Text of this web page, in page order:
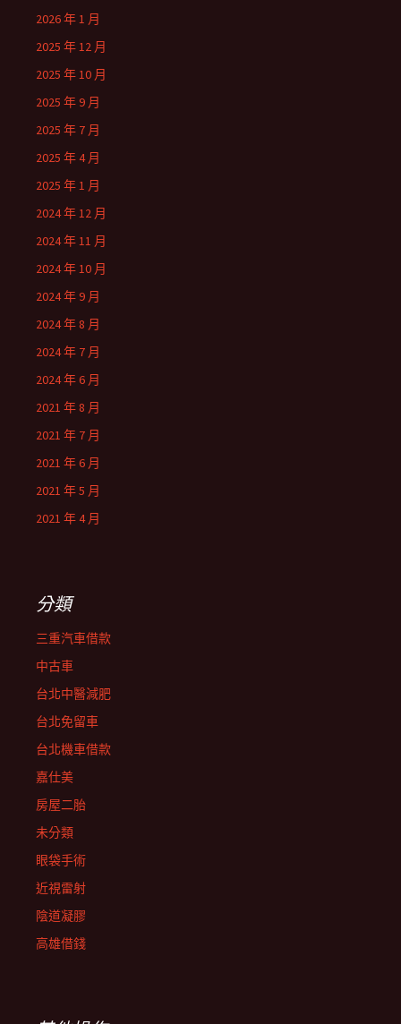
2026 年 1 月
2025 年 12 月
2025 年 10 月
2025 年 9 月
2025 年 7 月
2025 年 4 月
2025 年 1 月
2024 年 12 月
2024 年 11 月
2024 年 10 月
2024 年 9 月
2024 年 8 月
2024 年 7 月
2024 年 6 月
2021 年 8 月
2021 年 7 月
2021 年 6 月
2021 年 5 月
2021 年 4 月
分類
三重汽車借款
中古車
台北中醫減肥
台北免留車
台北機車借款
嘉仕美
房屋二胎
未分類
眼袋手術
近視雷射
陰道凝膠
高雄借錢